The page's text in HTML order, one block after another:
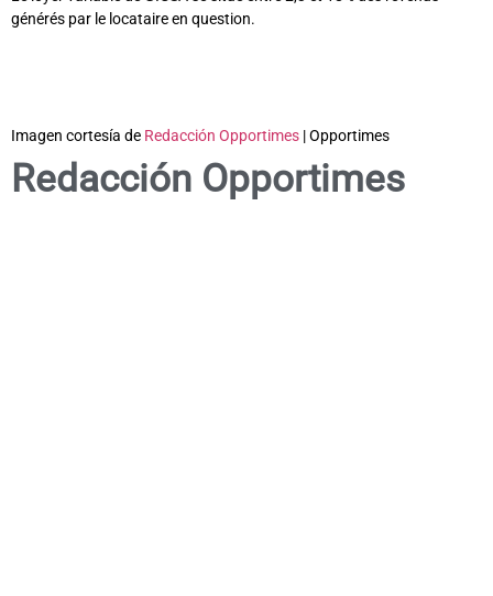
générés par le locataire en question.
Imagen cortesía de Redacción Opportimes | Opportimes
Redacción Opportimes